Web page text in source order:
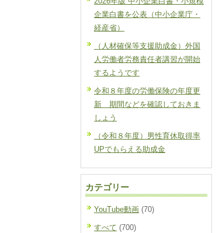
企業白書を公表（中小企業庁・
経産省）
（人材確保等支援助成金）外国
人労働者労務責任者講習が開始
するようです
令和８年度の労働保険の年度更
新 期間などを確認しておきま
しょう
（令和８年度）男性育休取得率
UPでもらえる助成金
カテゴリー
YouTube動画 (70)
すべて (700)